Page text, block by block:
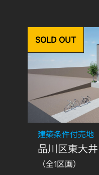
SOLD OUT
建築条件付売地
品川区東大
（全1区画）